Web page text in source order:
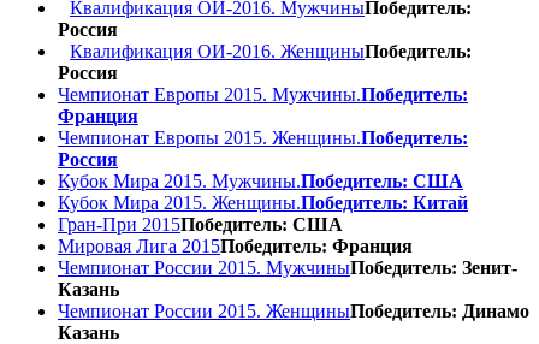
Квалификация ОИ-2016. МужчиныПобедитель:
Россия
Квалификация ОИ-2016. ЖенщиныПобедитель:
Россия
Чемпионат Европы 2015. Мужчины.Победитель:
Франция
Чемпионат Европы 2015. Женщины.Победитель:
Россия
Кубок Мира 2015. Мужчины.Победитель: США
Кубок Мира 2015. Женщины.Победитель: Китай
Гран-При 2015Победитель: США
Мировая Лига 2015Победитель: Франция
Чемпионат России 2015. МужчиныПобедитель: Зенит-
Казань
Чемпионат России 2015. ЖенщиныПобедитель: Динамо
Казань